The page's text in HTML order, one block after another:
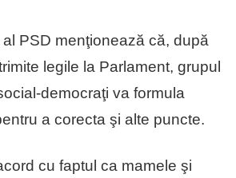
PSD menţionează că, după
legile la Parlament, grupul
democraţi va formula
a corecta şi alte puncte.
cu faptul ca mamele şi